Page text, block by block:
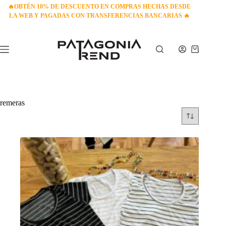
Saltar
🔥OBTÉN 10% DE DESCUENTO EN COMPRAS HECHAS DESDE
LA WEB Y PAGADAS CON TRANSFERENCIAS BANCARIAS 🔥
Carro
remeras